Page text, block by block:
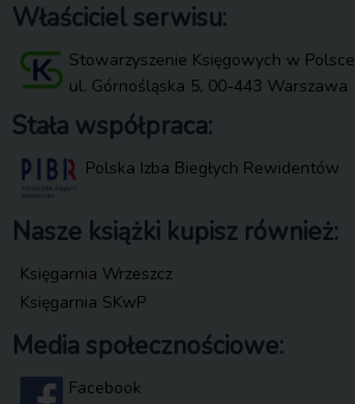
Właściciel serwisu:
Stowarzyszenie Księgowych w Polsce
ul. Górnośląska 5, 00-443 Warszawa
Stała współpraca:
Polska Izba Biegłych Rewidentów
Nasze książki kupisz również:
Księgarnia Wrzeszcz
Księgarnia SKwP
Media społecznościowe:
Facebook